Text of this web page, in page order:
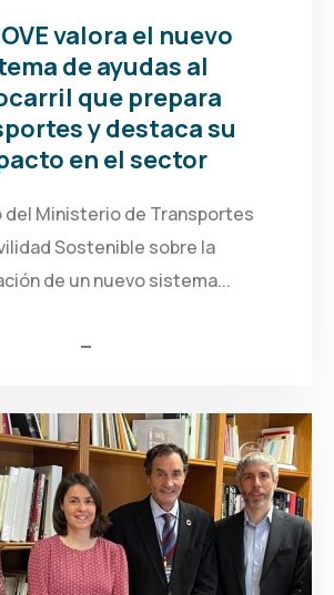
valora el nuevo
de ayudas al
que prepara
y destaca su
en el sector
del Ministerio de Transportes
Sostenible sobre la
de un nuevo sistema...